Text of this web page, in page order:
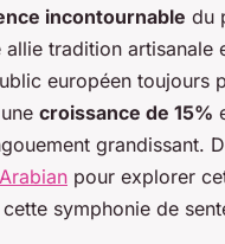
incontournable du
tradition artisanale
européen toujours
croissance de 15%
grandissant.
pour explorer
symphonie de